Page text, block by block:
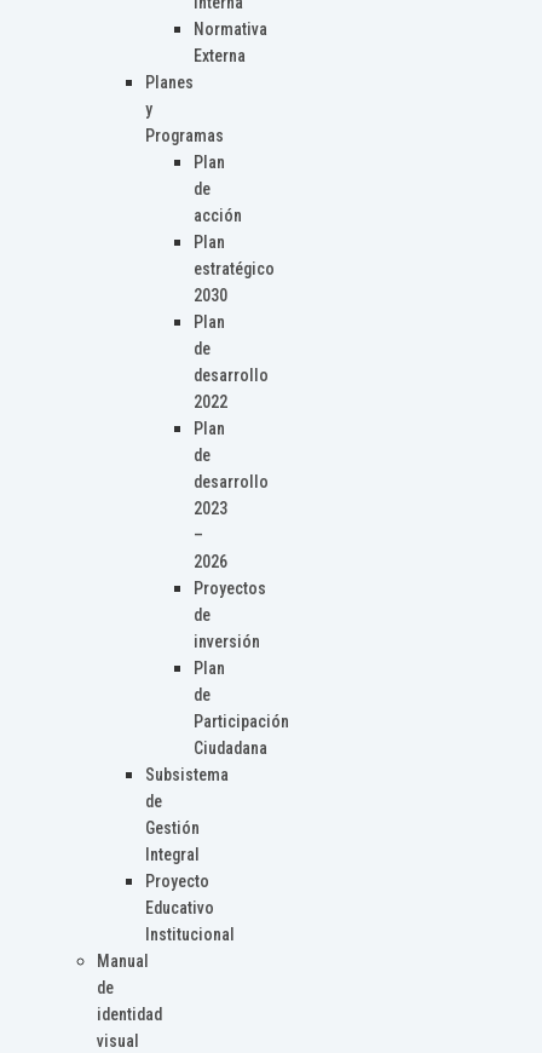
Normativa
Externa
Planes
y
Programas
Plan
de
acción
Plan
estratégico
2030
Plan
de
desarrollo
2022
Plan
de
desarrollo
2023
–
2026
Proyectos
de
inversión
Plan
de
Participación
Ciudadana
Subsistema
de
Gestión
Integral
Proyecto
Educativo
Institucional
Manual
de
identidad
visual